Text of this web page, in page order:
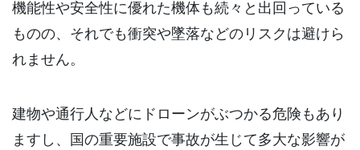
機能性や安全性に優れた機体も続々と出回っている
ものの、それでも衝突や墜落などのリスクは避けら
れません。
建物や通行人などにドローンがぶつかる危険もあり
ますし、国の重要施設で事故が生じて多大な影響が